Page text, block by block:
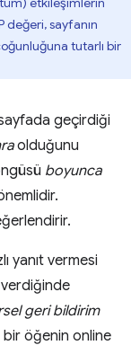
değeri, sayfanın
tutarlı bir
sayfada geçirdiği
olduğunu
boyunca
yanıt vermesi
verdiğinde
geri bildirim
öğenin online